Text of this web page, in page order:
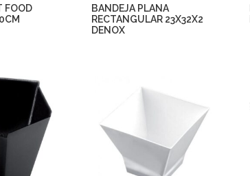
FOOD
BANDEJA PLANA
RECTANGULAR 23X32X2
DENOX